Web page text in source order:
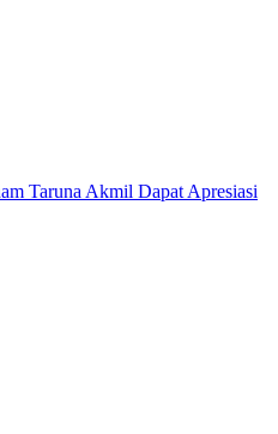
Taruna Akmil Dapat Apresiasi